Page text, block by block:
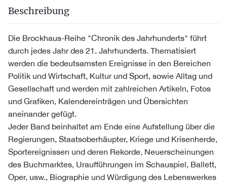
Beschreibung
Die Brockhaus-Reihe "Chronik des Jahrhunderts" führt
durch jedes Jahr des 21. Jahrhunderts. Thematisiert
werden die bedeutsamsten Ereignisse in den Bereichen
Politik und Wirtschaft, Kultur und Sport, sowie Alltag und
Gesellschaft und werden mit zahlreichen Artikeln, Fotos
und Grafiken, Kalendereinträgen und Übersichten
aneinander gefügt.
Jeder Band beinhaltet am Ende eine Aufstellung über die
Regierungen, Staatsoberhäupter, Kriege und Krisenherde,
Sportereignissen und deren Rekorde, Neuerscheinungen
des Buchmarktes, Uraufführungen im Schauspiel, Ballett,
Oper, usw., Biographie und Würdigung des Lebenswerkes